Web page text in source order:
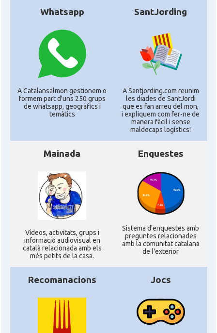
Whatsapp
A Catalansalmon gestionem o
formem part d'uns 250 grups
de whatsapp, geogràfics i
temàtics
SantJording
A Santjording.com reunim
les diades de SantJordi
que es fan arreu del mon,
i expliquem com fer-ne de
manera fàcil i sense
maldecaps logí­stics!
Mainada
Ví­deos, activitats, grups i
informació audiovisual en
català relacionada amb els
més petits de la casa.
Enquestes
Sistema d'enquestes amb
preguntes relacionades
amb la comunitat catalana
de l'exterior
Recomanacions Jocs